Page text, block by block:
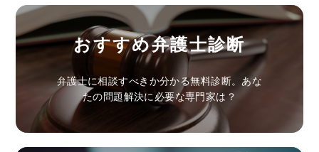
おすすめ弁護士診断
弁護士に相談すべきか分かる無料診断。あな
たの問題解決に必要な専門家は？